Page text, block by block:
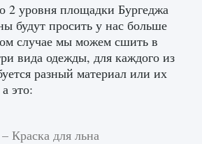
Palworld EPalworld
мира — Невозможно
данных мира»
2 уровня площадки Бургеджа
будут просить у нас больше
случае мы можем сшить в
вида одежды, для каждого из
разный материал или их
это:
Краска для льна